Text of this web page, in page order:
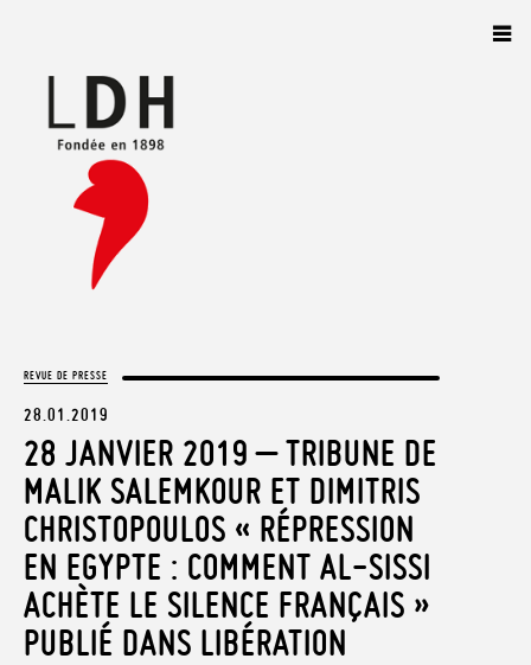
REVUE DE PRESSE
28.01.2019
28 JANVIER 2019 – TRIBUNE DE
MALIK SALEMKOUR ET DIMITRIS
CHRISTOPOULOS « RÉPRESSION
EN EGYPTE : COMMENT AL-SISSI
ACHÈTE LE SILENCE FRANÇAIS »
PUBLIÉ DANS LIBÉRATION